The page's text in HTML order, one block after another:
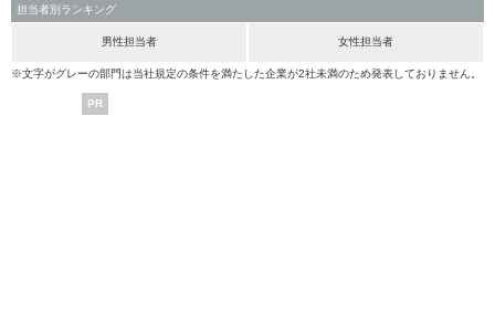
担当者別ランキング
男性担当者 女性担当者
※文字がグレーの部門は当社規定の条件を満たした企業が2社未満のため発表しておりません。
PR